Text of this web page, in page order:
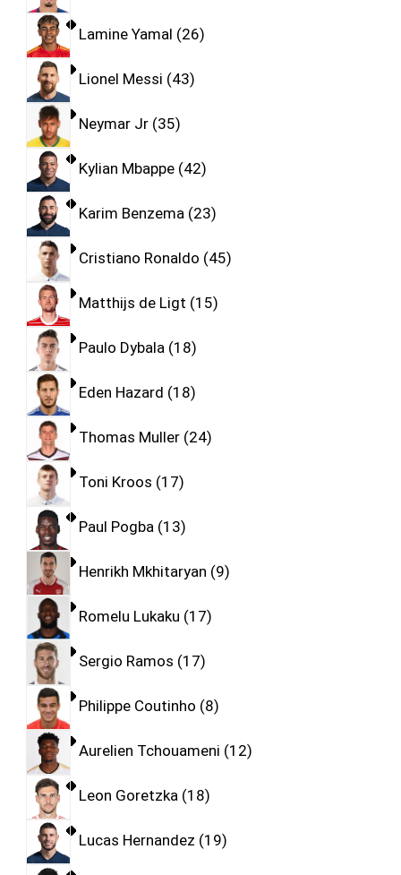
Lamine Yamal 26
Lionel Messi 43
Neymar Jr 35
Kylian Mbappe 42
Karim Benzema 23
Cristiano Ronaldo 45
Matthijs de Ligt 15
Paulo Dybala 18
Eden Hazard 18
Thomas Muller 24
Toni Kroos 17
Paul Pogba 13
Henrikh Mkhitaryan 9
Romelu Lukaku 17
Sergio Ramos 17
Philippe Coutinho 8
Aurelien Tchouameni 12
Leon Goretzka 18
Lucas Hernandez 19